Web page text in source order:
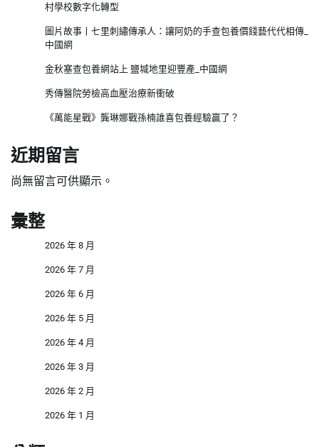
村學校數字化轉型
圖片故事丨七里刺繡傳承人：讓阿奶的手查包養價錢藝代代相傳_
中國網
金秋塞查包養網站上 鹽堿地里迎豐產_中國網
秀傳醫院勞檢高血壓治療新衝破
《萬能星戰》龔琳娜戰孫楠誰喜包養經驗贏了？
近期留言
尚無留言可供顯示。
彙整
2026 年 8 月
2026 年 7 月
2026 年 6 月
2026 年 5 月
2026 年 4 月
2026 年 3 月
2026 年 2 月
2026 年 1 月